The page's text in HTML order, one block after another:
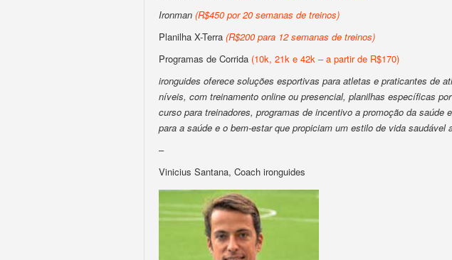
Ironman (R$450 por 20 semanas de treinos)
Planilha X-Terra (R$200 para 12 semanas de treinos)
Programas de Corrida (10k, 21k e 42k – a partir de R$170)
ironguides oferece soluções esportivas para atletas e praticantes de
níveis, com treinamento online ou presencial, planilhas específicas
curso para treinadores, programas de incentivo a promoção da saúde
para a saúde e o bem-estar que propiciam um estilo de vida saudável
–
Vinicius Santana, Coach ironguides